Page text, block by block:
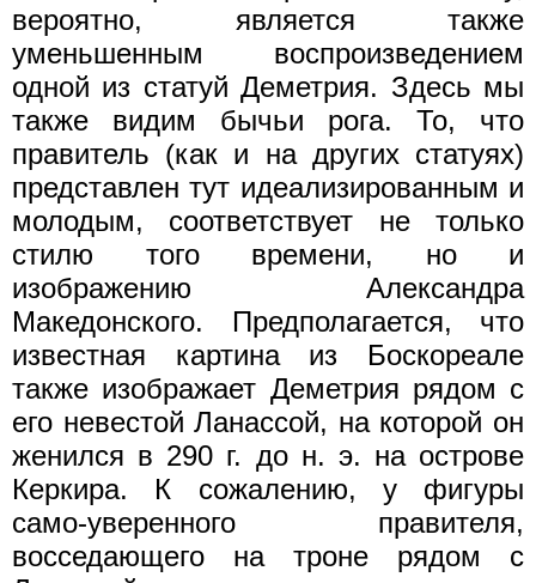
вероятно, является также
уменьшенным воспроизведением
одной из статуй Деметрия. Здесь мы
также видим бычьи рога. То, что
правитель (как и на других статуях)
представлен тут идеализированным и
молодым, соответствует не только
стилю того времени, но и
изображению Александра
Македонского. Предполагается, что
известная картина из Боскореале
также изображает Деметрия рядом с
его невестой Ланассой, на которой он
женился в 290 г. до н. э. на острове
Керкира. К сожалению, у фигуры
само-уверенного правителя,
восседающего на троне рядом с